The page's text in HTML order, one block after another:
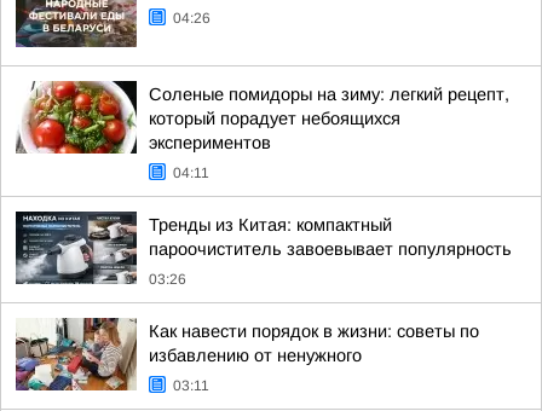
04:26
Соленые помидоры на зиму: легкий рецепт,
который порадует небоящихся
экспериментов
04:11
Тренды из Китая: компактный
пароочиститель завоевывает популярность
03:26
Как навести порядок в жизни: советы по
избавлению от ненужного
03:11